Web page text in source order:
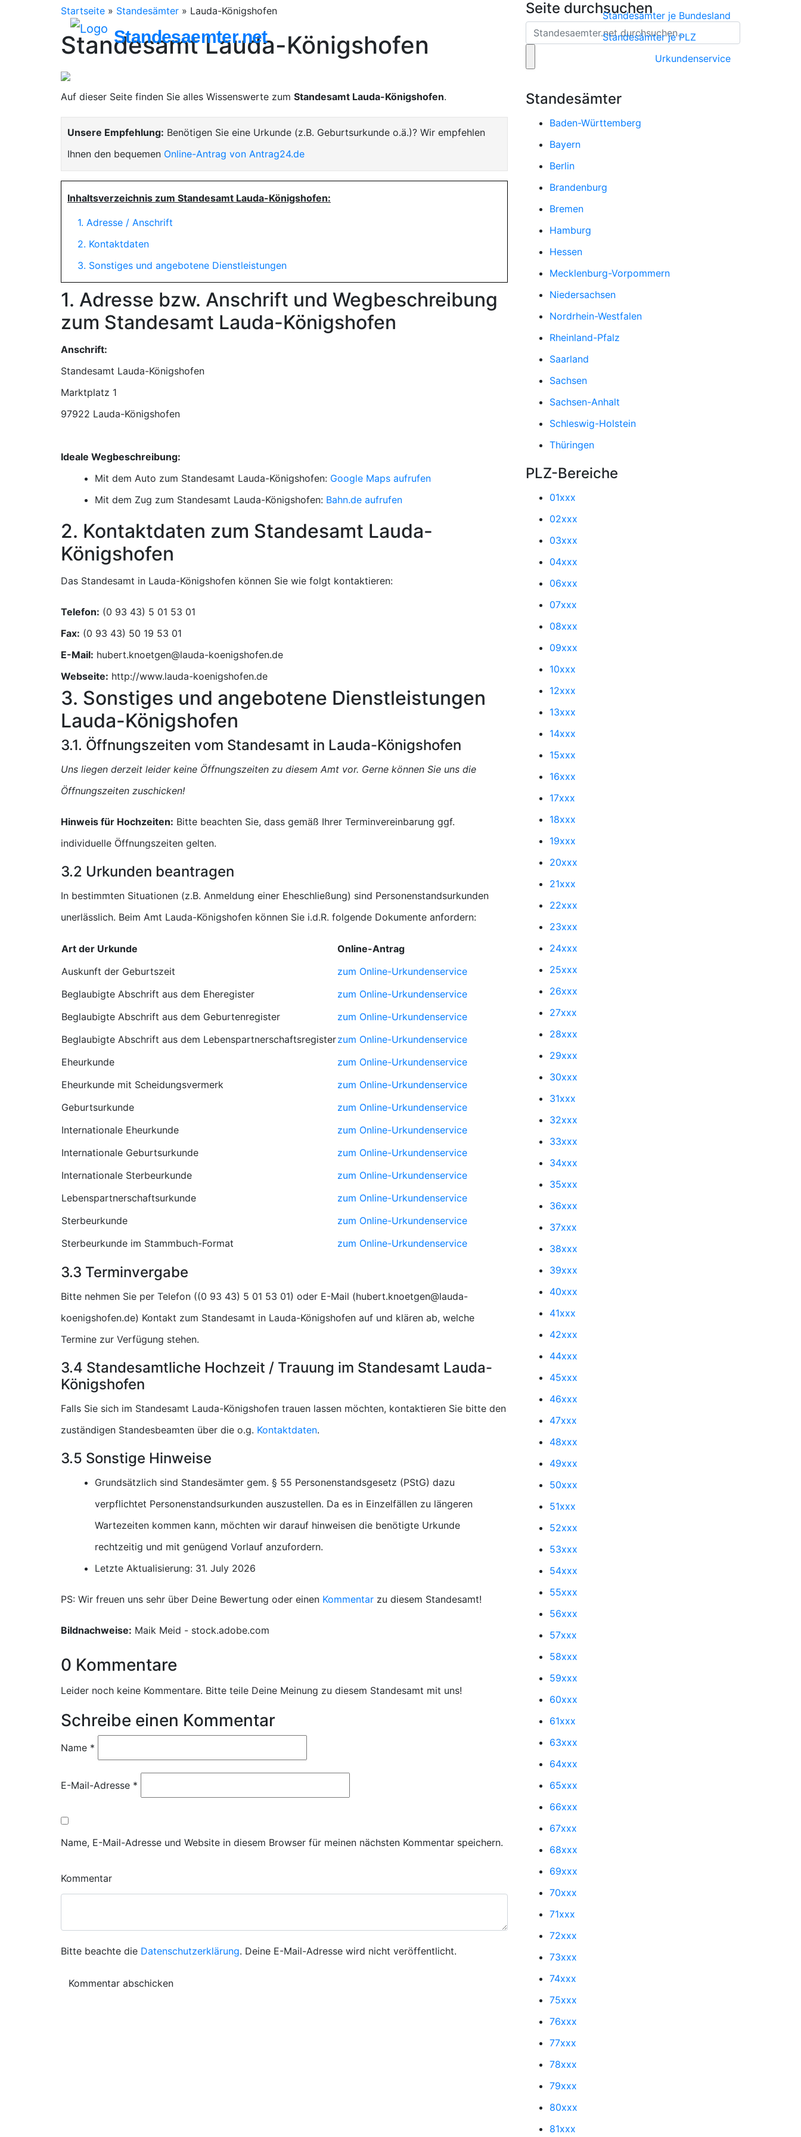
Standesaemter.net
Standesämter je Bundesland
Standesämter je PLZ
Urkundenservice
Startseite » Standesämter » Lauda-Königshofen
Standesamt Lauda-Königshofen
Auf dieser Seite finden Sie alles Wissenswerte zum Standesamt Lauda-Königshofen.
Unsere Empfehlung: Benötigen Sie eine Urkunde (z.B. Geburtsurkunde o.ä.)? Wir empfehlen
Ihnen den bequemen Online-Antrag von Antrag24.de
Inhaltsverzeichnis zum Standesamt Lauda-Königshofen:
1. Adresse / Anschrift
2. Kontaktdaten
3. Sonstiges und angebotene Dienstleistungen
1. Adresse bzw. Anschrift und Wegbeschreibung
zum Standesamt Lauda-Königshofen
Anschrift:
Standesamt Lauda-Königshofen
97922 Lauda-Königshofen
Ideale Wegbeschreibung:
Mit dem Auto zum Standesamt Lauda-Königshofen: Google Maps aufrufen
Mit dem Zug zum Standesamt Lauda-Königshofen: Bahn.de aufrufen
2. Kontaktdaten zum Standesamt Lauda-
Königshofen
Das Standesamt in Lauda-Königshofen können Sie wie folgt kontaktieren:
Telefon:
Fax:
E-Mail:
Webseite: http://www.lauda-koenigshofen.de
3. Sonstiges und angebotene Dienstleistungen
Lauda-Königshofen
3.1. Öffnungszeiten vom Standesamt in Lauda-Königshofen
Uns liegen derzeit leider keine Öffnungszeiten zu diesem Amt vor. Gerne können Sie uns die
Öffnungszeiten zuschicken!
Hinweis für Hochzeiten: Bitte beachten Sie, dass gemäß Ihrer Terminvereinbarung ggf.
individuelle Öffnungszeiten gelten.
3.2 Urkunden beantragen
In bestimmten Situationen (z.B. Anmeldung einer Eheschließung) sind Personenstandsurkunden
unerlässlich. Beim Amt Lauda-Königshofen können Sie i.d.R. folgende Dokumente anfordern:
Art der Urkunde
Online-Antrag
Auskunft der Geburtszeit
zum Online-Urkundenservice
Beglaubigte Abschrift aus dem Eheregister
zum Online-Urkundenservice
Beglaubigte Abschrift aus dem Geburtenregister
zum Online-Urkundenservice
Beglaubigte Abschrift aus dem Lebenspartnerschaftsregisterzum Online-Urkundenservice
Eheurkunde
zum Online-Urkundenservice
Eheurkunde mit Scheidungsvermerk
zum Online-Urkundenservice
Geburtsurkunde
zum Online-Urkundenservice
Internationale Eheurkunde
zum Online-Urkundenservice
Internationale Geburtsurkunde
zum Online-Urkundenservice
Internationale Sterbeurkunde
zum Online-Urkundenservice
Lebenspartnerschaftsurkunde
zum Online-Urkundenservice
Sterbeurkunde
zum Online-Urkundenservice
Sterbeurkunde im Stammbuch-Format
zum Online-Urkundenservice
3.3 Terminvergabe
Bitte nehmen Sie per Telefon (
) oder E-Mail (
) Kontakt zum Standesamt in Lauda-Königshofen auf und klären ab, welche
Termine zur Verfügung stehen.
3.4 Standesamtliche Hochzeit / Trauung im Standesamt Lauda-
Königshofen
Falls Sie sich im Standesamt Lauda-Königshofen trauen lassen möchten, kontaktieren Sie bitte den
zuständigen Standesbeamten über die o.g. Kontaktdaten.
3.5 Sonstige Hinweise
Grundsätzlich sind Standesämter gem. § 55 Personenstandsgesetz (PStG) dazu
verpflichtet Personenstandsurkunden auszustellen. Da es in Einzelfällen zu längeren
Wartezeiten kommen kann, möchten wir darauf hinweisen die benötigte Urkunde
rechtzeitig und mit genügend Vorlauf anzufordern.
Letzte Aktualisierung: 31. July 2026
PS: Wir freuen uns sehr über Deine Bewertung oder einen Kommentar zu diesem Standesamt!
Bildnachweise: Maik Meid - stock.adobe.com
0 Kommentare
Leider noch keine Kommentare. Bitte teile Deine Meinung zu diesem Standesamt mit uns!
Schreibe einen Kommentar
Name *
E-Mail-Adresse *
Name, E-Mail-Adresse und Website in diesem Browser für meinen nächsten Kommentar speichern.
Kommentar
Bitte beachte die Datenschutzerklärung. Deine E-Mail-Adresse wird nicht veröffentlicht.
Seite durchsuchen
Standesämter
Baden-Württemberg
Bayern
Berlin
Brandenburg
Bremen
Hamburg
Hessen
Mecklenburg-Vorpommern
Niedersachsen
Nordrhein-Westfalen
Rheinland-Pfalz
Saarland
Sachsen
Sachsen-Anhalt
Schleswig-Holstein
Thüringen
PLZ-Bereiche
01xxx
02xxx
03xxx
04xxx
06xxx
07xxx
08xxx
09xxx
10xxx
12xxx
13xxx
14xxx
15xxx
16xxx
17xxx
18xxx
19xxx
20xxx
21xxx
22xxx
23xxx
24xxx
25xxx
26xxx
27xxx
28xxx
29xxx
30xxx
31xxx
32xxx
33xxx
34xxx
35xxx
36xxx
37xxx
38xxx
39xxx
40xxx
41xxx
42xxx
44xxx
45xxx
46xxx
47xxx
48xxx
49xxx
50xxx
51xxx
52xxx
53xxx
54xxx
55xxx
56xxx
57xxx
58xxx
59xxx
60xxx
61xxx
63xxx
64xxx
65xxx
66xxx
67xxx
68xxx
69xxx
70xxx
71xxx
72xxx
73xxx
74xxx
75xxx
76xxx
77xxx
78xxx
79xxx
80xxx
81xxx